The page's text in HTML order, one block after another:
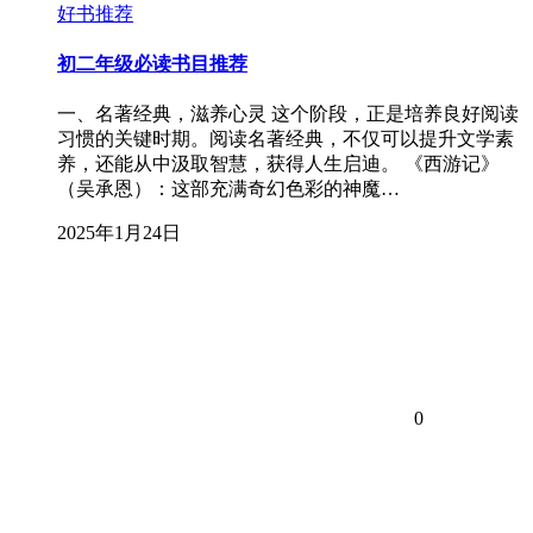
好书推荐
初二年级必读书目推荐
一、名著经典，滋养心灵 这个阶段，正是培养良好阅读
习惯的关键时期。阅读名著经典，不仅可以提升文学素
养，还能从中汲取智慧，获得人生启迪。 《西游记》
（吴承恩）：这部充满奇幻色彩的神魔…
2025年1月24日
0